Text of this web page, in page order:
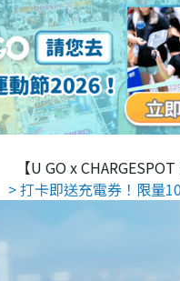
【U GO x
> 打卡即送充電券！限量